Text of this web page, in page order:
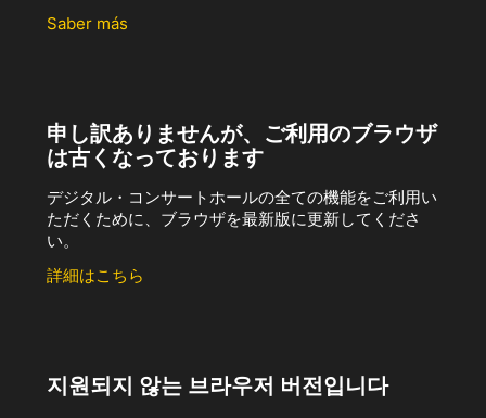
Saber más
申し訳ありませんが、ご利用のブラウザ
は古くなっております
デジタル・コンサートホールの全ての機能をご利用い
ただくために、ブラウザを最新版に更新してくださ
い。
詳細はこちら
지원되지 않는 브라우저 버전입니다